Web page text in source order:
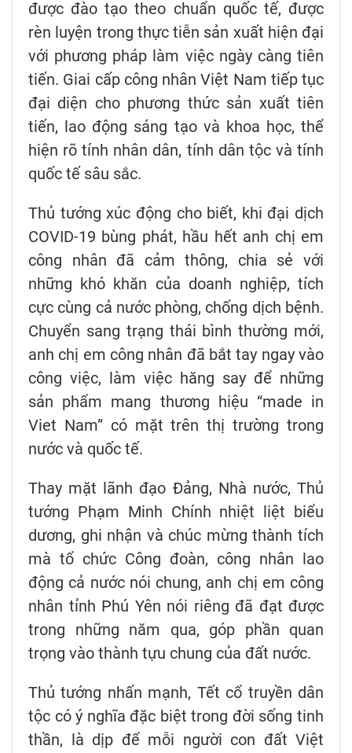
được đào tạo theo chuẩn quốc tế, được
rèn luyện trong thực tiễn sản xuất hiện đại
với phương pháp làm việc ngày càng tiên
tiến. Giai cấp công nhân Việt Nam tiếp tục
đại diện cho phương thức sản xuất tiên
tiến, lao động sáng tạo và khoa học, thể
hiện rõ tính nhân dân, tính dân tộc và tính
quốc tế sâu sắc.
Thủ tướng xúc động cho biết, khi đại dịch
COVID-19 bùng phát, hầu hết anh chị em
công nhân đã cảm thông, chia sẻ với
những khó khăn của doanh nghiệp, tích
cực cùng cả nước phòng, chống dịch bệnh.
Chuyển sang trạng thái bình thường mới,
anh chị em công nhân đã bắt tay ngay vào
công việc, làm việc hăng say để những
sản phẩm mang thương hiệu “made in
Viet Nam” có mặt trên thị trường trong
nước và quốc tế.
Thay mặt lãnh đạo Đảng, Nhà nước, Thủ
tướng Phạm Minh Chính nhiệt liệt biểu
dương, ghi nhận và chúc mừng thành tích
mà tổ chức Công đoàn, công nhân lao
động cả nước nói chung, anh chị em công
nhân tỉnh Phú Yên nói riêng đã đạt được
trong những năm qua, góp phần quan
trọng vào thành tựu chung của đất nước.
Thủ tướng nhấn mạnh, Tết cổ truyền dân
tộc có ý nghĩa đặc biệt trong đời sống tinh
thần, là dịp để mỗi người con đất Việt